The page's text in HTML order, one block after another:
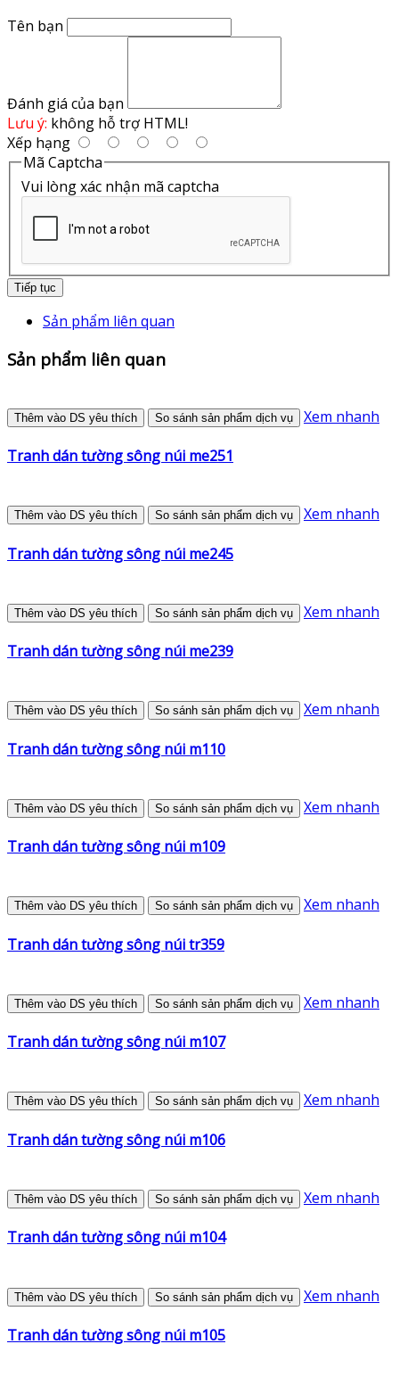
Tên bạn
Đánh giá của bạn
Lưu ý: không hỗ trợ HTML!
Xếp hạng
Mã Captcha
Vui lòng xác nhận mã captcha
Tiếp tục
Sản phẩm liên quan
Sản phẩm liên quan
Thêm vào DS yêu thích So sánh sản phẩm dịch vụ Xem nhanh
Tranh dán tường sông núi me251
Thêm vào DS yêu thích So sánh sản phẩm dịch vụ Xem nhanh
Tranh dán tường sông núi me245
Thêm vào DS yêu thích So sánh sản phẩm dịch vụ Xem nhanh
Tranh dán tường sông núi me239
Thêm vào DS yêu thích So sánh sản phẩm dịch vụ Xem nhanh
Tranh dán tường sông núi m110
Thêm vào DS yêu thích So sánh sản phẩm dịch vụ Xem nhanh
Tranh dán tường sông núi m109
Thêm vào DS yêu thích So sánh sản phẩm dịch vụ Xem nhanh
Tranh dán tường sông núi tr359
Thêm vào DS yêu thích So sánh sản phẩm dịch vụ Xem nhanh
Tranh dán tường sông núi m107
Thêm vào DS yêu thích So sánh sản phẩm dịch vụ Xem nhanh
Tranh dán tường sông núi m106
Thêm vào DS yêu thích So sánh sản phẩm dịch vụ Xem nhanh
Tranh dán tường sông núi m104
Thêm vào DS yêu thích So sánh sản phẩm dịch vụ Xem nhanh
Tranh dán tường sông núi m105